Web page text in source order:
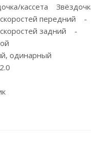
кассета
передний -
задний -
одинарный